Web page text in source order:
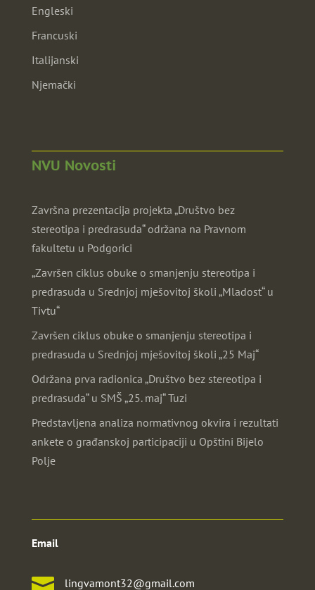
Engleski
Francuski
Italijanski
Njemački
NVU Novosti
Završna prezentacija projekta „Društvo bez
stereotipa i predrasuda“ održana na Pravnom
fakultetu u Podgorici
„Završen ciklus obuke o smanjenju stereotipa i
predrasuda u Srednjoj mješovitoj školi „Mladost“ u
Tivtu“
Završen ciklus obuke o smanjenju stereotipa i
predrasuda u Srednjoj mješovitoj školi „25 Maj“
Održana prva radionica „Društvo bez stereotipa i
predrasuda“ u SMŠ „25. maj“ Tuzi
Predstavljena analiza normativnog okvira i rezultati
ankete o građanskoj participaciji u Opštini Bijelo
Polje
Email
 lingvamont32@gmail.com